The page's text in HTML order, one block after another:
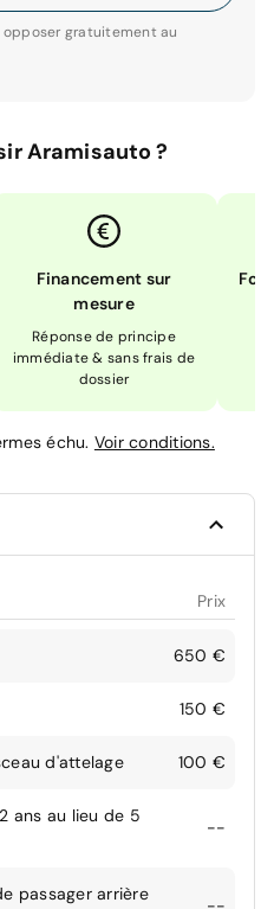
gratuitement au
Aramisauto ?
Financement sur
mesure
Réponse de principe
immédiate & sans frais de
dossier
échu. Voir conditions.
Prix
650 €
150 €
d'attelage 100 €
ans au lieu de 5
--
passager arrière